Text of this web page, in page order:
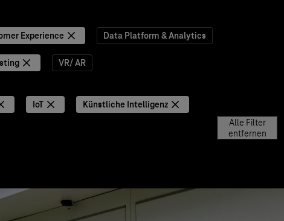
Experience Data Platform & Analytics
VR/ AR
IoT Künstliche Intelligenz
Alle Filter
entfernen